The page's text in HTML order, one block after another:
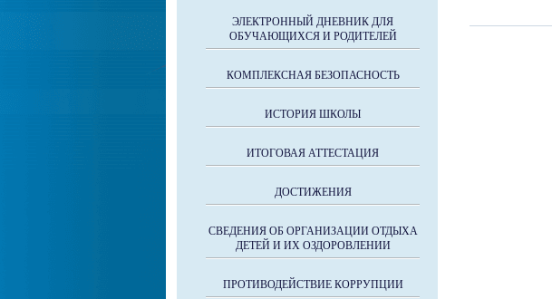
ЭЛЕКТРОННЫЙ ДНЕВНИК ДЛЯ
ОБУЧАЮЩИХСЯ И РОДИТЕЛЕЙ
КОМПЛЕКСНАЯ БЕЗОПАСНОСТЬ
ИСТОРИЯ ШКОЛЫ
ИТОГОВАЯ АТТЕСТАЦИЯ
ДОСТИЖЕНИЯ
СВЕДЕНИЯ ОБ ОРГАНИЗАЦИИ ОТДЫХА
ДЕТЕЙ И ИХ ОЗДОРОВЛЕНИИ
ПРОТИВОДЕЙСТВИЕ КОРРУПЦИИ